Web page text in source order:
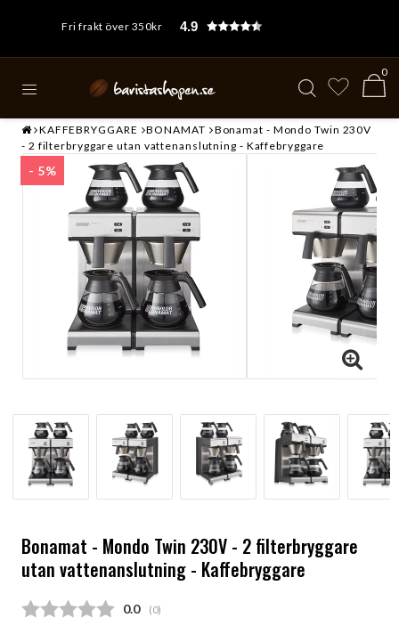
Fri frakt över 350kr 4.9
0
KAFFEBRYGGARE BONAMAT
Bonamat - Mondo Twin 230V
- 2 filterbryggare utan vattenanslutning - Kaffebryggare
- 5%
Bonamat - Mondo Twin 230V - 2 filterbryggare
utan vattenanslutning - Kaffebryggare
Snittbetyg:
0.0 (röster:
0)